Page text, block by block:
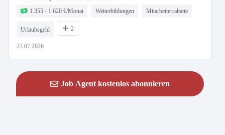
1.355 - 1.620 €/Monat Weiterbildungen Mitarbeiterrabatte
Urlaubsgeld 2
27.07.2026
Job Agent kostenlos abonnieren